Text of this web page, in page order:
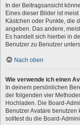
In der Beitragsansicht
Eines dieser Bilder ist
Kästchen oder Punkte, die
angeben. Das andere,
Es handelt sich hierbei in
Benutzer zu Benutzer
Nach oben
Wie verwende ich einen
In deinem persönlichen
der folgenden vier
Hochladen. Die Board-
Benutzer Avatare
solltest du die Board-